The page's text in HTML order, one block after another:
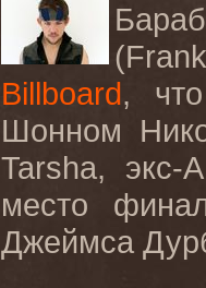
Billboard,
Шонном
Tarsha, экс-
место
Джеймса